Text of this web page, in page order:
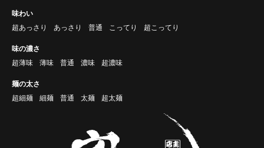
味わい
超あっさり
あっさり 普通 こってり 超こってり
味の濃さ
超薄味
薄味 普通 濃味 超濃味
麺の太さ
超細麺
細麺 普通 太麺 超太麺